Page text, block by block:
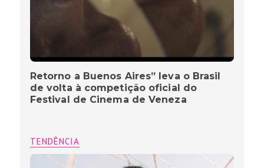
Retorno a Buenos Aires” leva o Brasil
de volta à competição oficial do
Festival de Cinema de Veneza
TENDÊNCIA